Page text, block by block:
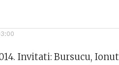
Invitati: Bursucu, Ionut